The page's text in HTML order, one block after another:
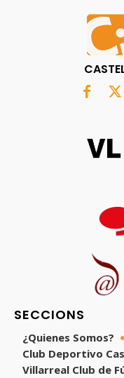
SECCIONS
¿Quienes Somos?
Club Deportivo
Villarreal Club de